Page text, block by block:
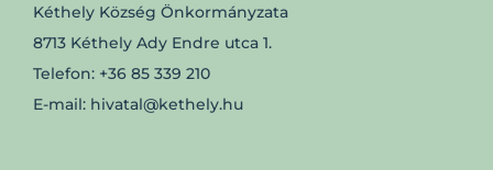
Kéthely Község Önkormányzata
8713 Kéthely Ady Endre utca 1.
Telefon: +36 85 339 210
E-mail: hivatal@kethely.hu